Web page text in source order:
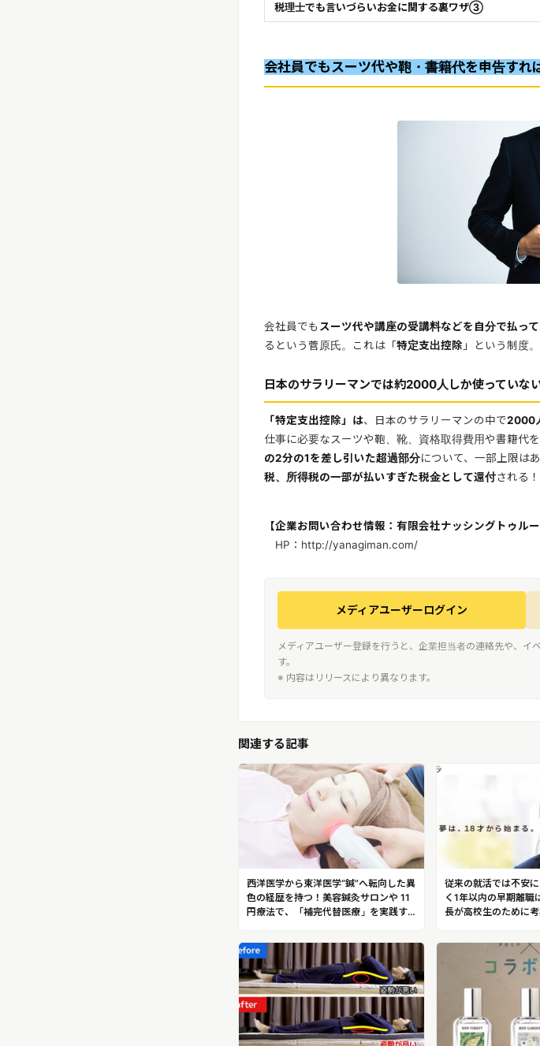
税理士でも言いづらいお金に関する裏ワザ③
会社員でもスーツ代や鞄・書籍代を申告すれ
会社員でも スーツ代や講座の受講料などを自分で払って
るという菅原氏。これは「特定支出控除 」という制度。
日本のサラリーマンでは約2000人しか使っていな
「特定支出控除」は、日本のサラリーマンの中で2000
仕事に必要なスーツや鞄、靴、資格取得費用や書籍代
の2分の1を差し引いた超過部分について、一部上限は
税、所得税の一部が払いすぎた税金として還付される！
【企業お問い合わせ情報：有限会社ナッシングトゥルー
HP：http://yanagiman.com/
メディアユーザーログイン
メディアユーザー登録を行うと、企業担当者の連絡先や、
す。
※ 内容はリリースにより異なります。
関連する記事
西洋医学から東洋医学“鍼”へ転向した異
色の経歴を持つ！美容鍼灸サロンや 11
円療法で、「補完代替医療」を実践す
ジ協会 代表理事 上田隆勇
従来の就活では不安
く1年以内の早期離
長が高校生のために